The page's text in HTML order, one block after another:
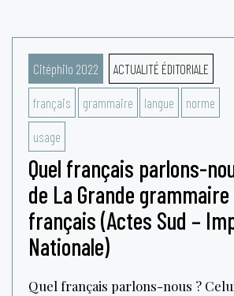
Citéphilo 2022 ACTUALITÉ ÉDITORIALE
français grammaire langue norme
usage
Quel français parlons-
de La Grande grammaire
français (Actes Sud –
Nationale)
Quel français parlons-nous ?